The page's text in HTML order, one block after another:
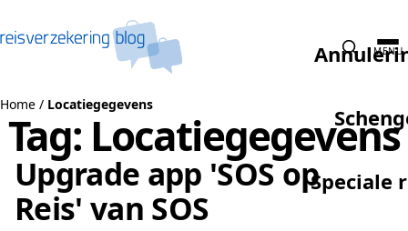
Speciale
MENU
Home / Locatiegegevens
Tag: Locatiegegevens
Upgrade app 'SOS op
Reis' van SOS